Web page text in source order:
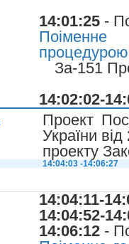
14:01:25 -
Поіменне
За-151
14:02:02-
Проект
України
проекту
14:04:03 -14:06:27
14:04:11-
14:04:52-
14:06:12 -